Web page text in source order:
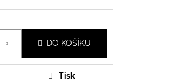
DO KOŠÍKU
Tisk
Následující